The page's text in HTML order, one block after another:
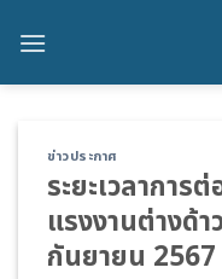
ข่าวประกาศ
ระยะเวลาการ
แรงงานต่างด้
กันยายน 2567